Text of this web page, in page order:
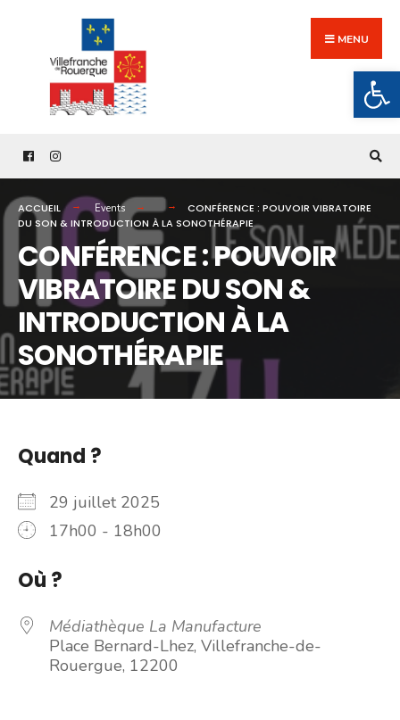
content
MENU
ACCUEIL Events
CONFÉRENCE : POUVOIR VIBRATOIRE
DU SON & INTRODUCTION À LA SONOTHÉRAPIE
CONFÉRENCE : POUVOIR
VIBRATOIRE DU SON &
INTRODUCTION À LA
SONOTHÉRAPIE
Quand ?
29 juillet 2025
17h00 - 18h00
Où ?
Médiathèque La Manufacture
Place Bernard-Lhez, Villefranche-de-
Rouergue, 12200